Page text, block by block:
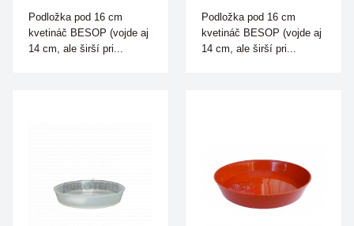
Podložka pod 16 cm
kvetináč BESOP (vojde aj
14 cm, ale širší pri...
Podložka pod 16 cm
kvetináč BESOP (vojde aj
14 cm, ale širší pri...